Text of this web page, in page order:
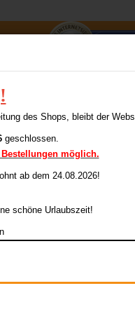
des Shops, bleibt der
geschlossen.
möglich.
ab dem 24.08.2026!
schöne Urlaubszeit!